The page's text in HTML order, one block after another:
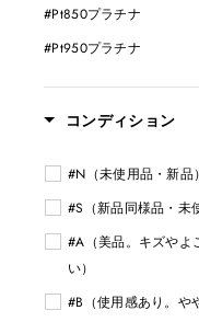
#Pt850プラチナ
#Pt950プラチナ
#シルバー925
コンディション
#N（未使用品・新品）
#S（新品同様品・未
#A（美品。キズやよ
い）
#B（使用感あり。や